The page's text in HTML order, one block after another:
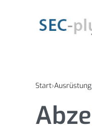
Start›Ausrüstung